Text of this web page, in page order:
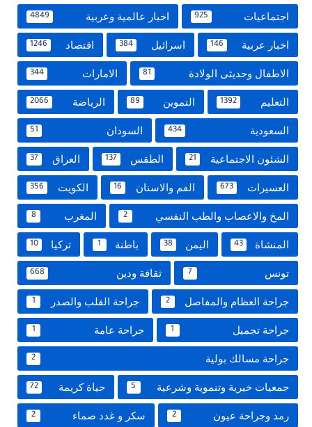
اجتماعيات 925 اخبار عالمية وعربية 4849
اخبار عربية 146 اسرائيل 384 اقتصاد 1246
الاطفال وحديثى الولادة 81 الامارات 344
التعليم 1392 التموين 89 الرياضة 2066
السعودية 434 السودان 51
الشئون الاجتماعية 21 الطقس 137 العراق 37
العسيرات 673 الفم والاسنان 16 الكويت 356
المخ والاعصاب والطب النفسي 2 المغرب 8
المنشاة 43 اليمن 38 باطنة 1 تركيا 10
تونس 7 ثقافة ودين 668
جراحة العظام والمفاصل 2 جراحة القلب والصدر 1
جراحة تجميل 1 جراحة عامة 1
جراحة مسالك بولية 2
جمعيات خيرية وتنموية وشرعية 5 حياة كريمة 72
رمد وجراحة عيون 2 سكر و غدد صماء 2